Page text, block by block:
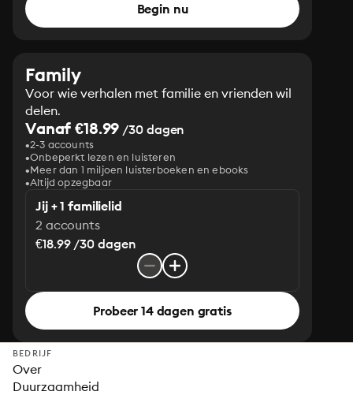
Begin nu
Family
Voor wie verhalen met familie en vrienden wil
delen.
Vanaf €18.99 /30 dagen
2-3 accounts
Onbeperkt lezen en luisteren
Meer dan 1 miljoen luisterboeken en ebooks
Altijd opzegbaar
Jij + 1 familielid
2 accounts
€18.99 /30 dagen
Probeer 14 dagen gratis
BEDRIJF
Over
Duurzaamheid